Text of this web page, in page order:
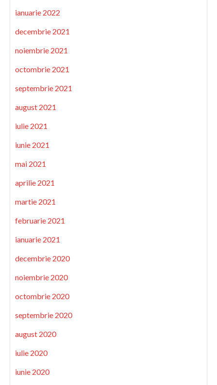
ianuarie 2022
decembrie 2021
noiembrie 2021
octombrie 2021
septembrie 2021
august 2021
iulie 2021
iunie 2021
mai 2021
aprilie 2021
martie 2021
februarie 2021
ianuarie 2021
decembrie 2020
noiembrie 2020
octombrie 2020
septembrie 2020
august 2020
iulie 2020
iunie 2020